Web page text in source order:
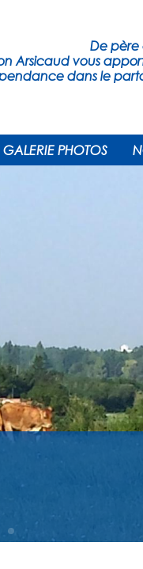
De père
Arsicaud vous
dans le
GALERIE PHOTOS